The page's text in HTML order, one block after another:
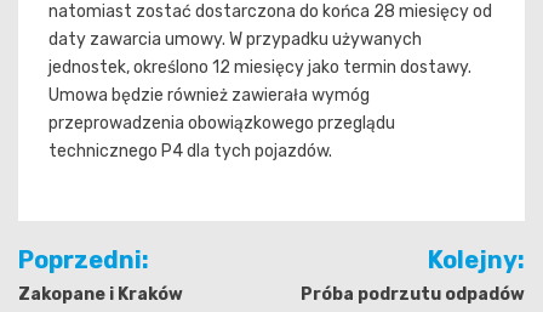
natomiast zostać dostarczona do końca 28 miesięcy od
daty zawarcia umowy. W przypadku używanych
jednostek, określono 12 miesięcy jako termin dostawy.
Umowa będzie również zawierała wymóg
przeprowadzenia obowiązkowego przeglądu
technicznego P4 dla tych pojazdów.
Nawigacja
wpisu
Poprzedni:
Zakopane i Kraków
Kolejny:
Próba podrzutu odpadów